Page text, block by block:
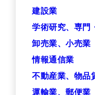
建設業
学術研究、専門
卸売業、小売業
情報通信業
不動産業、物品
運輸業、郵便業